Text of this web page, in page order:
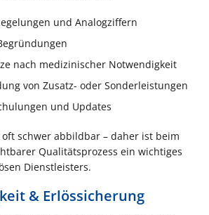
und Analogziffern
nach medizinischer Notwendigkeit
von Zusatz- oder Sonderleistungen
und Updates
schwer abbildbar – daher ist beim
Qualitätsprozess ein wichtiges
Dienstleisters.
& Erlössicherung